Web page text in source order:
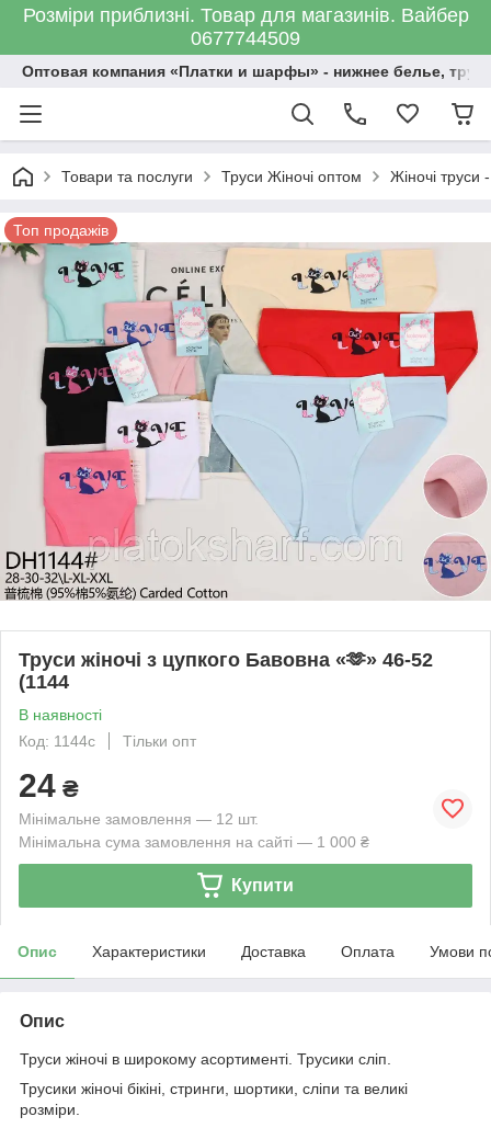
Розміри приблизні. Товар для магазинів. Вайбер
0677744509
Оптовая компания «Платки и шарфы» - нижнее белье,
Товари та послуги Труси Жіночі оптом Жіночі труси
Топ продажів
Труси жіночі з цупкого Бавовна «🫶» 46-52
(1144
В наявності
Код: 1144с
Тільки опт
24 ₴
Мінімальне замовлення — 12 шт.
Мінімальна сума замовлення на сайті — 1 000 ₴
Купити
Опис Характеристики Доставка Оплата Умови
Опис
Труси жіночі в широкому асортименті. Трусики сліп.
Трусики жіночі бікіні, стринги, шортики, сліпи та великі
розміри.